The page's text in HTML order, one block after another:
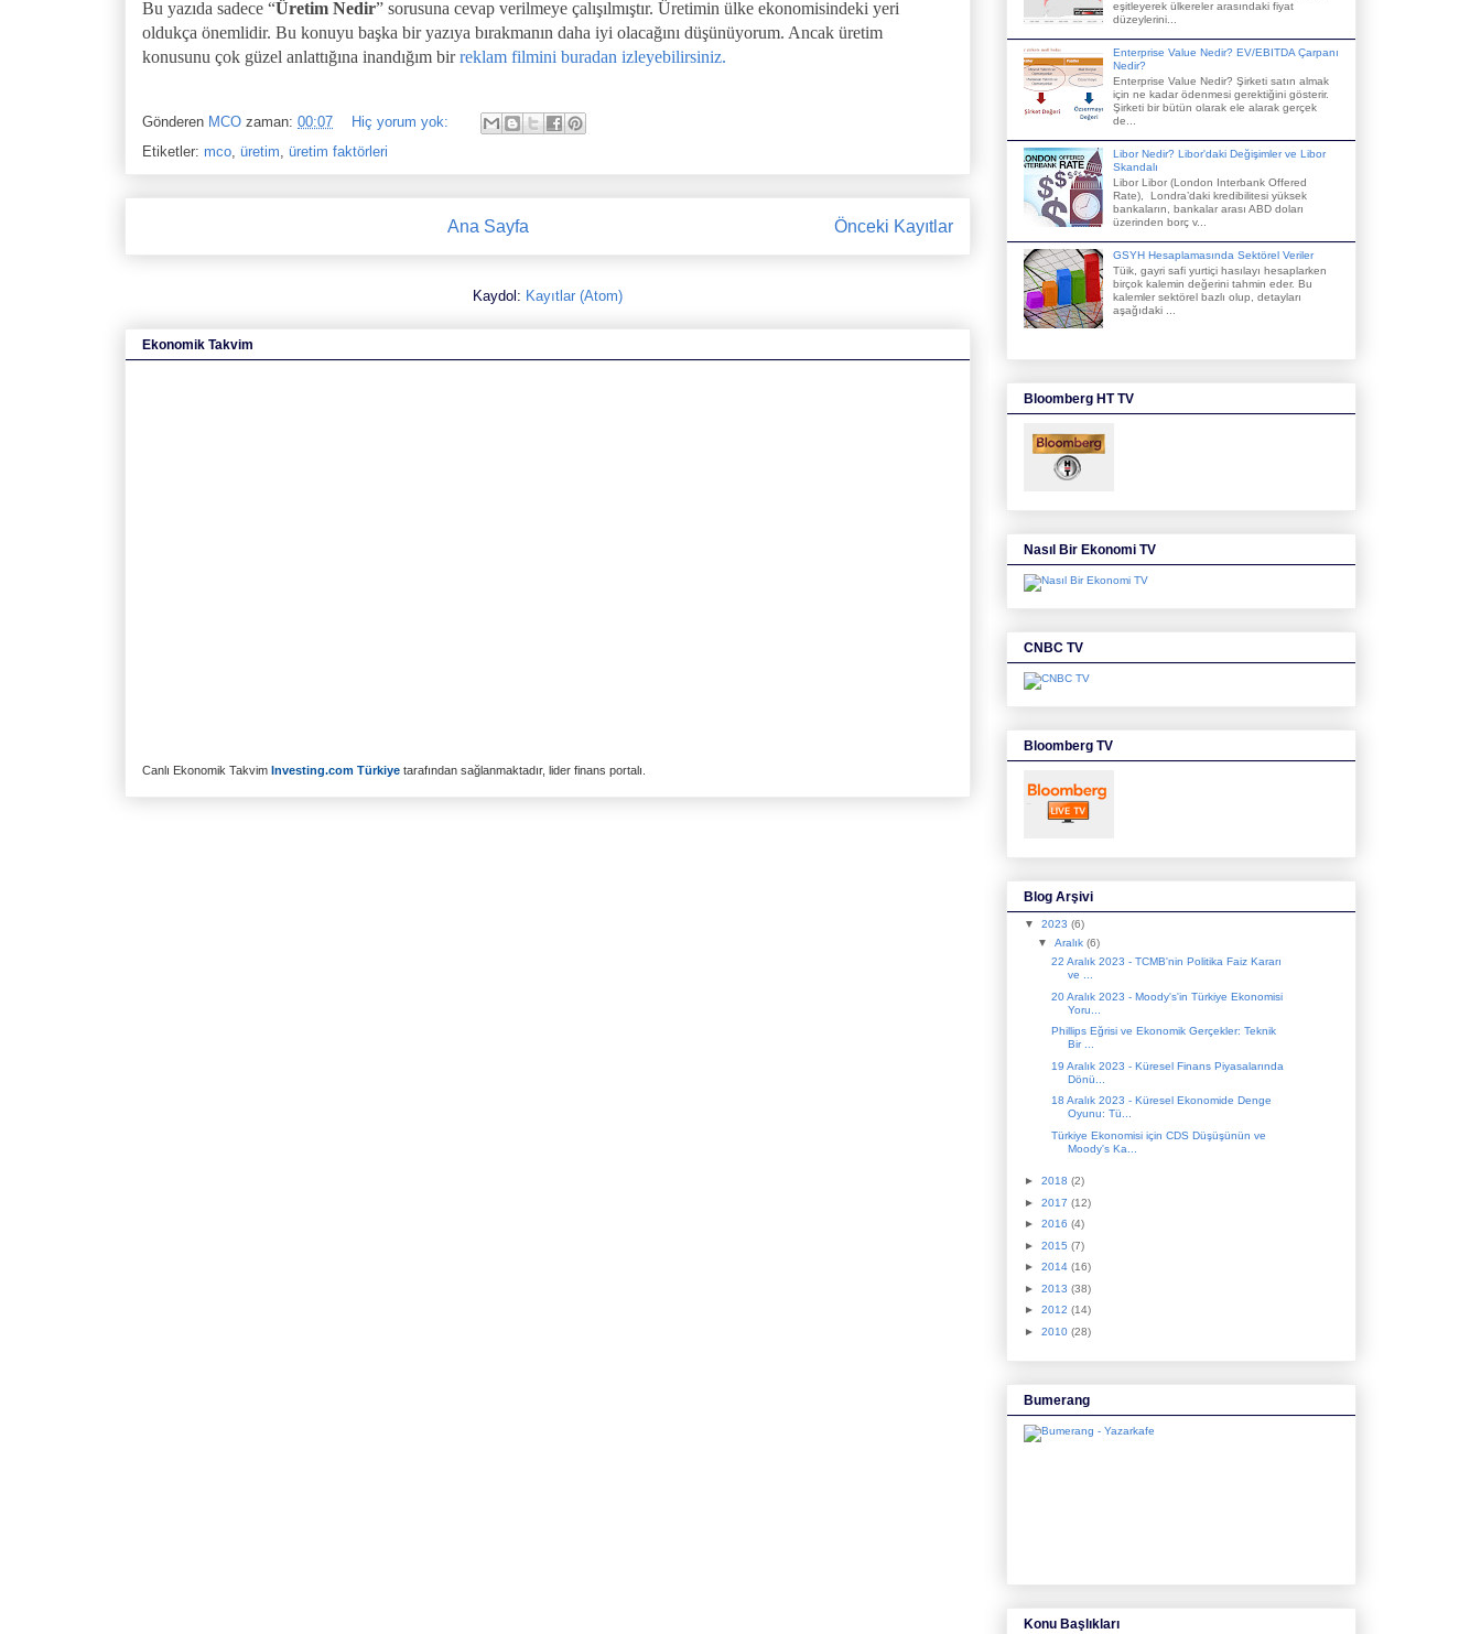
Bu yazıda sadece “Üretim Nedir” sorusuna cevap verilmeye çalışılmıştır. Üretimin ülke ekonomisindeki yeri
oldukça önemlidir. Bu konuyu başka bir yazıya bırakmanın daha iyi olacağını düşünüyorum. Ancak üretim
konusunu çok güzel anlattığına inandığım birreklam filmini buradan izleyebilirsiniz.
Gönderen MCO zaman: 00:07
Hiç yorum yok:
Etiketler: mco üretim üretim faktörleri
Önceki Kayıtlar
Ana Sayfa
Kaydol: Kayıtlar (Atom)
Ekonomik Takvim
Canlı Ekonomik Takvim Investing.com Türkiye tarafından sağlanmaktadır, lider finans portalı.
eşitleyerek ülkereler arasındaki fiyat
düzeylerini...
Enterprise Value Nedir? EV/EBITDA Çarpanı
Nedir?
Enterprise Value Nedir? Şirketi satın almak
için ne kadar ödenmesi gerektiğini gösterir.
Şirketi bir bütün olarak ele alarak gerçek
de...
Libor Nedir? Libor'daki Değişimler ve Libor
Skandalı
Libor Libor (London Interbank Offered
Rate), Londra’daki kredibilitesi yüksek
bankaların, bankalar arası ABD doları
üzerinden borç v...
GSYH Hesaplamasında Sektörel Veriler
Tüik, gayri safi yurtiçi hasılayı hesaplarken
birçok kalemin değerini tahmin eder. Bu
kalemler sektörel bazlı olup, detayları
aşağıdaki ...
Bloomberg HT TV
Nasıl Bir Ekonomi TV
CNBC TV
Bloomberg TV
Blog Arşivi
▼ 2023 (6)
▼ Aralık (6)
22 Aralık 2023 - TCMB'nin Politika Faiz Kararı
ve ...
20 Aralık 2023 - Moody's'in Türkiye Ekonomisi
Yoru...
Phillips Eğrisi ve Ekonomik Gerçekler: Teknik
Bir ...
19 Aralık 2023 - Küresel Finans Piyasalarında
Dönü...
18 Aralık 2023 - Küresel Ekonomide Denge
Oyunu: Tü...
Türkiye Ekonomisi için CDS Düşüşünün ve
Moody's Ka...
► 2018 (2)
► 2017 (12)
► 2016 (4)
► 2015 (7)
► 2014 (16)
► 2013 (38)
► 2012 (14)
► 2010 (28)
Bumerang
Konu Başlıkları